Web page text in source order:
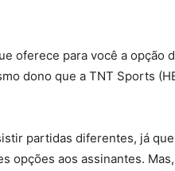
oferece para você a opção
dono que a TNT Sports
partidas diferentes, já
opções aos assinantes.